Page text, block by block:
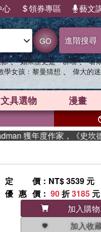
心 領券專區 藝文
GO 進階搜尋
、 如果歷史是一群喵 、 暑
學女孩：黎曼猜想 、 偉大的
文具選物 漫畫
獲年度作家，《史坎德
定價 ：NT$ 3539 元
優惠價 ： 90折3185 元
加入購
加入收